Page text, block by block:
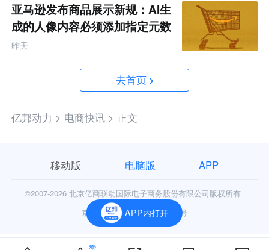
亚马逊发布商品展示新规：AI生
成的人像内容必须添加指定元数
据
昨天
去首页
亿邦动力 > 电商快讯 > 正文
APP内打开
赞
移动版 电脑版 APP
©2007-2026 北京亿商联动国际电子商务股份有限公司版权所有
京公网安备11010602006906号